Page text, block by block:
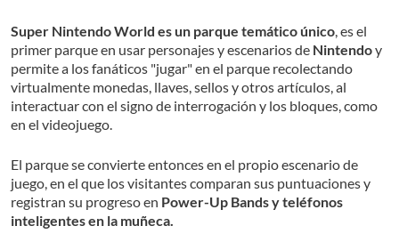
Super Nintendo World es un parque temático único, es el
primer parque en usar personajes y escenarios de Nintendoy
permite a los fanáticos "jugar" en el parque recolectando
virtualmente monedas, llaves, sellos y otros artículos, al
interactuar con el signo de interrogación y los bloques, como
en el videojuego.
El parque se convierte entonces en el propio escenario de
juego, en el que los visitantes comparan sus puntuaciones y
registran su progreso en Power-Up Bands y teléfonos
inteligentes en la muñeca.